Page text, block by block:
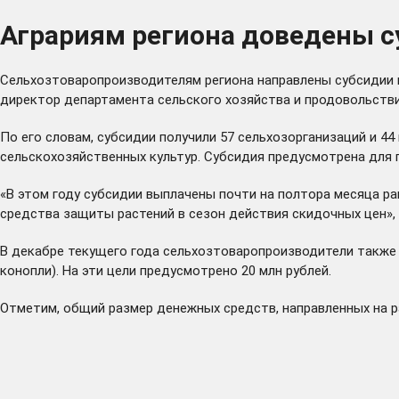
Аграриям региона доведены
Cельхозтоваропроизводителям региона направлены
директор департамента сельского хозяйства и
По его словам, субсидии получили 57 сельхозорганизаций и
сельскохозяйственных культур. Субсидия предусмотрена
«В этом году субсидии выплачены почти на полтора месяца
средства защиты растений в сезон действия скидочных
В декабре текущего года сельхозтоваропроизводители
конопли). На эти цели предусмотрено 20 млн рублей.
Отметим, общий размер денежных средств, направленных на